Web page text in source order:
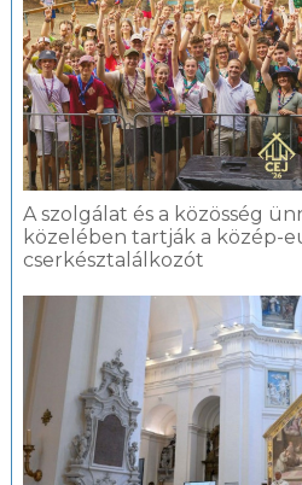
A szolgálat és a közösség
közelében tartják a közép-
cserkésztalálkozót